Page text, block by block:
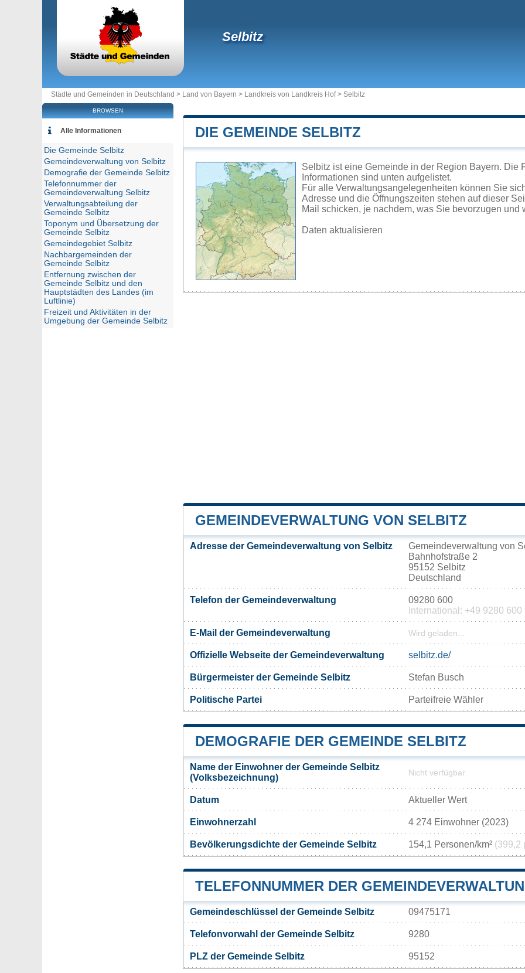
Selbitz
Städte und Gemeinden in Deutschland > Land von Bayern > Landkreis von Landkreis Hof> Selbitz
DIE GEMEINDE SELBITZ
Selbitz ist eine Gemeinde in der Region Bayern.
Informationen sind unten aufgelistet.
Für alle Verwaltungsangelegenheiten können Sie
Adresse und die Öffnungszeiten stehen auf dieser
Mail schicken, je nachdem, was Sie bevorzugen und
Daten aktualisieren
GEMEINDEVERWALTUNG VON SELBITZ
Adresse der Gemeindeverwaltung von Selbitz
Gemeindeverwaltung von
Bahnhofstraße 2
95152 Selbitz
Deutschland
Telefon der Gemeindeverwaltung
09280 600
International: +49 9280 600
E-Mail der Gemeindeverwaltung Wird geladen...
Offizielle Webseite der Gemeindeverwaltung selbitz.de/
Bürgermeister der Gemeinde Selbitz Stefan Busch
Politische Partei Parteifreie Wähler
DEMOGRAFIE DER GEMEINDE SELBITZ
Name der Einwohner der Gemeinde Selbitz
(Volksbezeichnung)
Nicht verfügbar
Datum Aktueller Wert
Einwohnerzahl 4 274 Einwohner (2023)
Bevölkerungsdichte der Gemeinde Selbitz 154,1 Personen/km² (399,2
TELEFONNUMMER DER
Gemeindeschlüssel der Gemeinde Selbitz 09475171
Telefonvorwahl der Gemeinde Selbitz 9280
PLZ der Gemeinde Selbitz 95152
BROWSEN
Alle Informationen
Die Gemeinde Selbitz
Gemeindeverwaltung von Selbitz
Demografie der Gemeinde Selbitz
Telefonnummer der
Gemeindeverwaltung Selbitz
Verwaltungsabteilung der
Gemeinde Selbitz
Toponym und Übersetzung der
Gemeinde Selbitz
Gemeindegebiet Selbitz
Nachbargemeinden der
Gemeinde Selbitz
Entfernung zwischen der
Gemeinde Selbitz und den
Hauptstädten des Landes (im
Luftlinie)
Freizeit und Aktivitäten in der
Umgebung der Gemeinde Selbitz